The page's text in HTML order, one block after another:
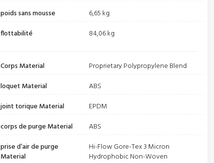
poids sans mousse
6,65 kg
flottabilité
84,06 kg
Corps Material
Proprietary Polypropylene Blend
loquet Material
ABS
joint torique Material
EPDM
corps de purge Material
ABS
prise d’air de purge
Material
Hi-Flow Gore-Tex 3 Micron
Hydrophobic Non-Woven